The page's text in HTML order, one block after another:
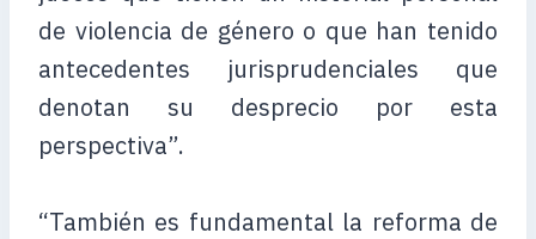
de violencia de género o que han tenido
antecedentes jurisprudenciales que
denotan su desprecio por esta
perspectiva”.
“También es fundamental la reforma de